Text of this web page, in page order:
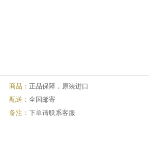
商品： 正品保障，原装进口
配送： 全国邮寄
备注： 下单请联系客服